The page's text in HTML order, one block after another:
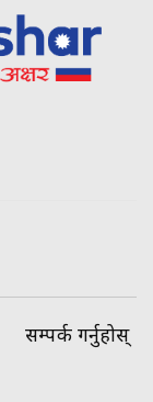
सम्पर्क गर्नुहोस्